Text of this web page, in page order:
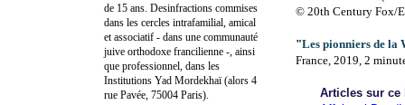
© 20th Century Fox/
"Les pionniers de la
France, 2019, 2
Articles sur ce
de 15 ans. Desinfractions commises
dans les cercles intrafamilial, amical
et associatif - dans une communauté
juive orthodoxe francilienne -, ainsi
que professionnel, dans les
Institutions Yad Mordekhaï (alors 4
rue Pavée, 75004 Paris).